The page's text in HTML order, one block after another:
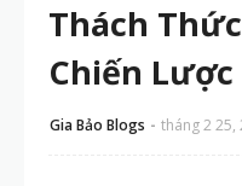
Thách
Chiến
Gia Bảo Blogs tháng 2 25,